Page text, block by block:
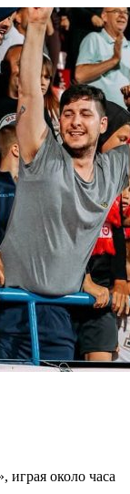
играя около часа